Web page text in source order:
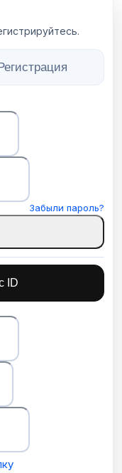
Забыли пароль?
ID